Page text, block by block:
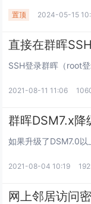
置顶 2024-05-15
2021-08-11 11:06
群晖DSM7.x降
2021-08-04 10:19
网上邻居访问